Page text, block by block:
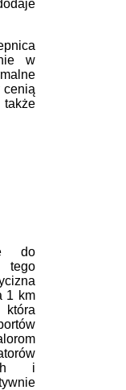
w
cenią
także
do
tego
1 km
i